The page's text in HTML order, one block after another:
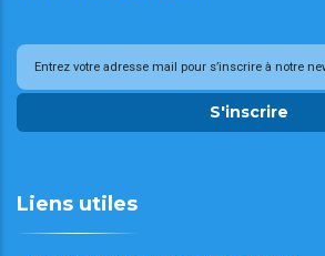
S'inscrire
Liens utiles